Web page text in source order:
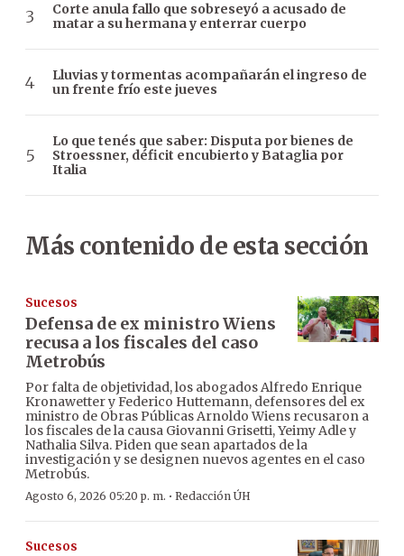
Corte anula fallo que sobreseyó a acusado de
matar a su hermana y enterrar cuerpo
Lluvias y tormentas acompañarán el ingreso de
un frente frío este jueves
Lo que tenés que saber: Disputa por bienes de
Stroessner, déficit encubierto y Bataglia por
Italia
Más contenido de esta sección
Sucesos
Defensa de ex ministro Wiens
recusa a los fiscales del caso
Metrobús
Por falta de objetividad, los abogados Alfredo Enrique
Kronawetter y Federico Huttemann, defensores del ex
ministro de Obras Públicas Arnoldo Wiens recusaron a
los fiscales de la causa Giovanni Grisetti, Yeimy Adle y
Nathalia Silva. Piden que sean apartados de la
investigación y se designen nuevos agentes en el caso
Metrobús.
Agosto 6, 2026 05:20 p. m. · Redacción ÚH
Sucesos